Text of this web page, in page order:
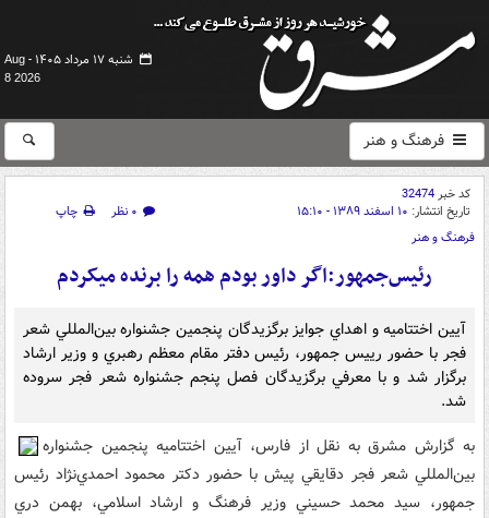
شنبه ۱۷ مرداد ۱۴۰۵ -
Aug
8 2026
فرهنگ و هنر
کد خبر32474
تاریخ انتشار: ۱۰ اسفند ۱۳۸۹ - ۱۵:۱۰ ۰ نظر
چاپ
فرهنگ و هنر
رئيس‌جمهور:اگر داور بودم همه را برنده ميکردم
آيين اختتاميه و اهداي جوايز برگزيدگان پنجمين جشنواره بين‌المللي شعر
فجر با حضور رييس جمهور، رئيس دفتر مقام معظم رهبري و وزير ارشاد
برگزار شد و با معرفي برگزيدگان فصل پنجم جشنواره شعر فجر سروده
شد.
به گزارش مشرق به نقل از فارس، آيين اختتاميه پنجمين جشنواره
بين‌المللي شعر فجر دقايقي پيش با حضور دکتر محمود احمدي‌نژاد رئيس
جمهور، سيد محمد حسيني وزير فرهنگ و ارشاد اسلامي، بهمن دري